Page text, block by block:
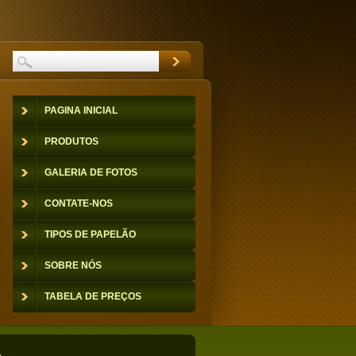
PAGINA INICIAL
PRODUTOS
GALERIA DE FOTOS
CONTATE-NOS
TIPOS DE PAPELÃO
SOBRE NÓS
TABELA DE PREÇOS